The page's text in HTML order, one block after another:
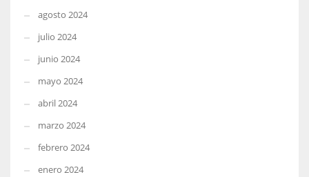
agosto 2024
julio 2024
junio 2024
mayo 2024
abril 2024
marzo 2024
febrero 2024
enero 2024